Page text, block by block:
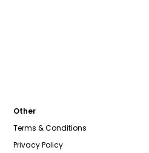
Other
Terms & Conditions
Privacy Policy